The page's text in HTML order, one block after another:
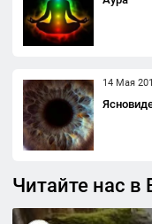
14 Мая
Читайте нас в